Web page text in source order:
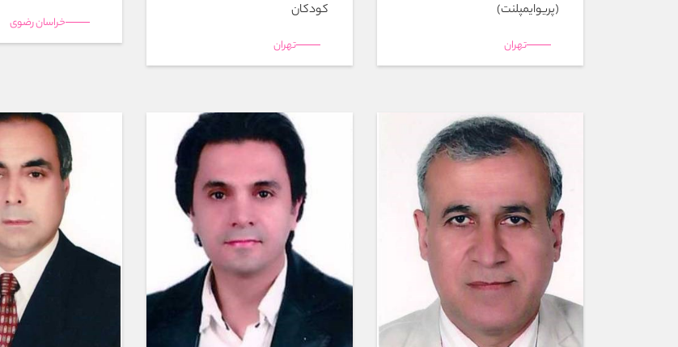
(پریوایمپلنت)
تهران
کودکان
تهران
خراسان رضوی